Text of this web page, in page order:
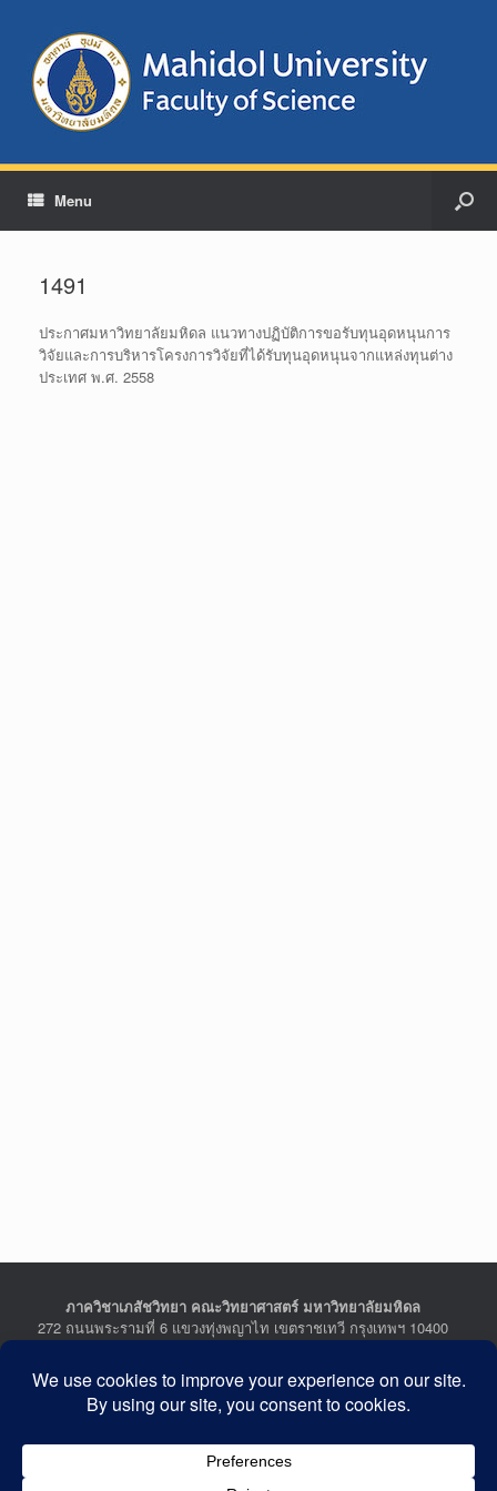
Menu
1491
ประกาศมหาวิทยาลัยมหิดล แนวทางปฏิบัติการขอรับทุนอุดหนุนการ
วิจัยและการบริหารโครงการวิจัยที่ได้รับทุนอุดหนุนจากแหล่งทุนต่าง
ประเทศ พ.ศ. 2558
ภาควิชาเภสัชวิทยา คณะวิทยาศาสตร์ มหาวิทยาลัยมหิดล
272 ถนนพระรามที่ 6 แขวงทุ่งพญาไท เขตราชเทวี กรุงเทพฯ 10400
Department of Pharmacology, Faculty of Science, Mahidol
University
272 Rama VI Road, Ratchathewi District, Bangkok 10400
Tel : +662-201-5641-2, Fax : +662-354-7157